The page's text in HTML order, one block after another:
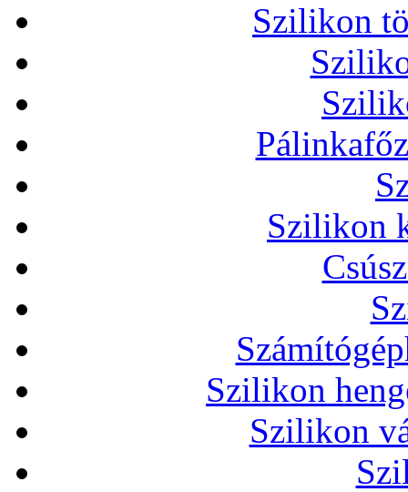
Szilikon
Szilikon
Szilikon
Szilikon